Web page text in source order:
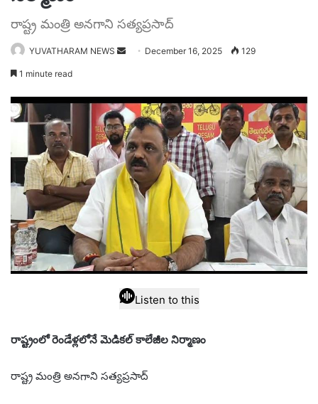
రాష్ట్ర మంత్రి అనగాని సత్యప్రసాద్
YUVATHARAM NEWS
Send December 16, 2025 129
1 minute read
Listen to this
రాష్ట్రంలో రెండేళ్లలోనే మెడికల్ కాలేజీల నిర్మాణం
రాష్ట్ర మంత్రి అనగాని సత్యప్రసాద్